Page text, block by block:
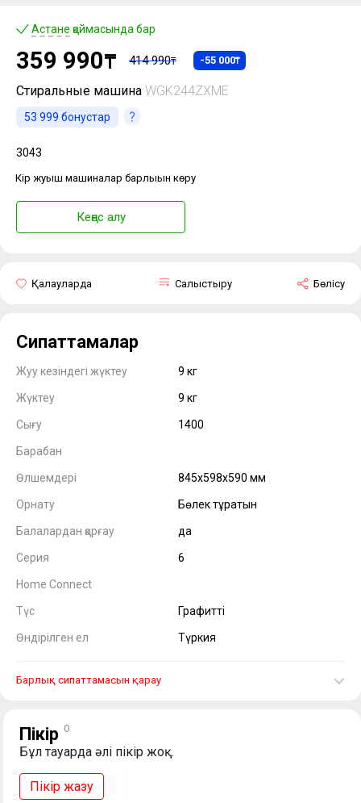
Стиральные машина WGK244ZXME
3043
Кір жуғыш машиналар барлығын көру
Кеңес алу
Бөлісу
Салыстыру
Қалауларда
Астане қоймасында бар
53 999 бонустар
359 990₸ 414 990₸ -55 000₸
Сипаттамалар
Жуу кезіндегі жүктеу 9 кг
Жүктеу 9 кг
Сығу 1400
Барабан
Өлшемдері 845x598x590 мм
Орнату Бөлек тұратын
Балалардан қорғау да
Серия 6
Home Connect
Түс Графитті
Өндірілген ел Түркия
Барлық сипаттамасын қарау
Пікір 0
Бұл тауарда әлі пікір жоқ.
Пікір жазу